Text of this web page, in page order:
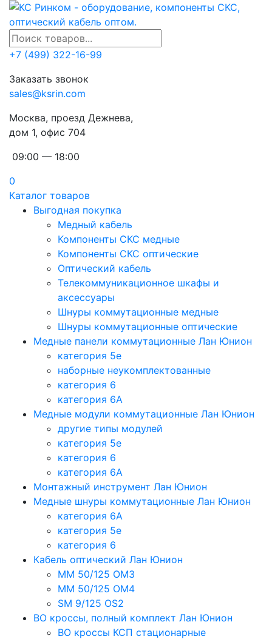
+7 (499) 322-16-99
Заказать звонок
sales@ksrin.com
Москва, проезд Дежнева,
дом 1, офис 704
09:00 — 18:00
0
Каталог товаров
Выгодная покупка
Медный кабель
Компоненты СКС медные
Компоненты СКС оптические
Оптический кабель
Телекоммуникационное шкафы и
аксессуары
Шнуры коммутационные медные
Шнуры коммутационные оптические
Медные панели коммутационные Лан Юнион
категория 5e
наборные неукомплектованные
категория 6
категория 6A
Медные модули коммутационные Лан Юнион
другие типы модулей
категория 5е
категория 6
категория 6A
Монтажный инструмент Лан Юнион
Медные шнуры коммутационные Лан Юнион
категория 6A
категория 5e
категория 6
Кабель оптический Лан Юнион
MM 50/125 OM3
MM 50/125 OM4
SM 9/125 OS2
ВО кроссы, полный комплект Лан Юнион
ВО кроссы КСП стационарные